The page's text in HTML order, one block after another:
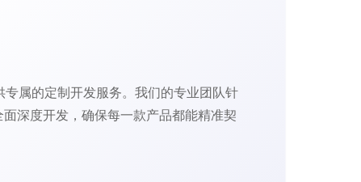
属的定制开发服务。我们的专业团队针
深度开发，确保每一款产品都能精准契